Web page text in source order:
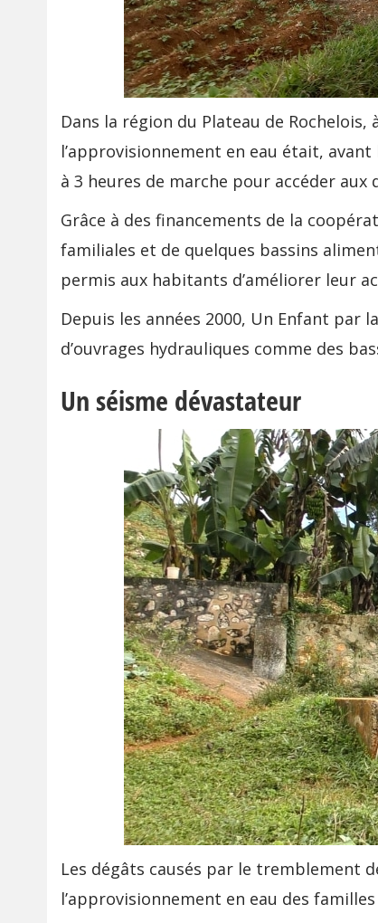
Dans la région du Plateau de
l’approvisionnement en eau était,
à 3 heures de marche pour accéder
Grâce à des financements de la
familiales et de quelques bassins
permis aux habitants d’améliorer leur
Depuis les années 2000, Un Enfant
d’ouvrages hydrauliques comme des
Un séisme dévastateur
Les dégâts causés par le tremblement
l’approvisionnement en eau des